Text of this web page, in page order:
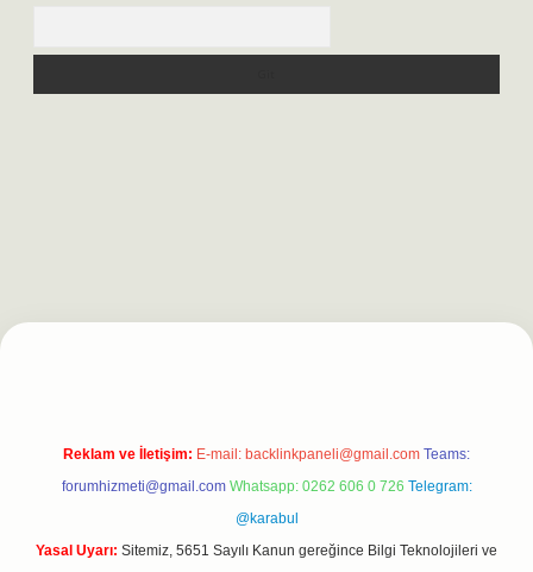
Reklam ve İletişim: E-mail: backlinkpaneli@gmail.com Teams:
forumhizmeti@gmail.com Whatsapp: 0262 606 0 726 Telegram:
@karabul
Yasal Uyarı: Sitemiz, 5651 Sayılı Kanun gereğince Bilgi Teknolojileri ve